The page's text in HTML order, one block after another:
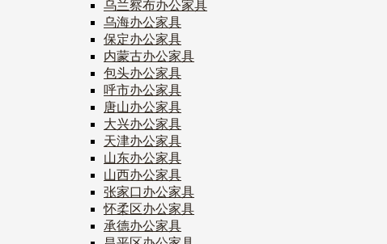
乌兰察布办公家具
乌海办公家具
保定办公家具
内蒙古办公家具
包头办公家具
呼市办公家具
唐山办公家具
大兴办公家具
天津办公家具
山东办公家具
山西办公家具
张家口办公家具
怀柔区办公家具
承德办公家具